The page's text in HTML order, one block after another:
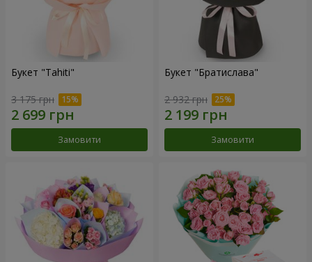
Букет "Tahiti"
3 175 грн
Замовити
Букет "Братислава"
2 932 грн
Замовити